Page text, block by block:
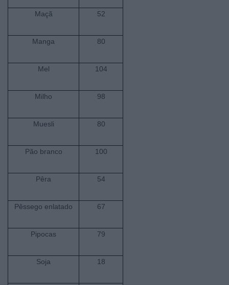
Maçã 52
Manga 80
Mel 104
Milho 98
Muesli 80
Pão branco 100
Pêra 54
Pêssego enlatado 67
Pipocas 79
Soja 18